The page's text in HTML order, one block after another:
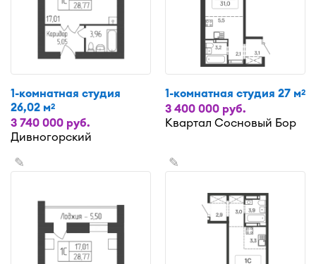
1-комнатная студия
26,02 м2
3 740 000 руб.
Дивногорский
1-комнатная студия 27 м2
3 400 000 руб.
Квартал Сосновый Бор
✎ ✎